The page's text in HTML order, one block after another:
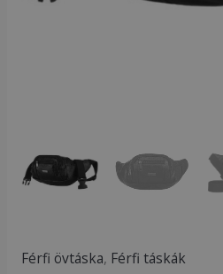
Férfi övtáska, Férfi táskák